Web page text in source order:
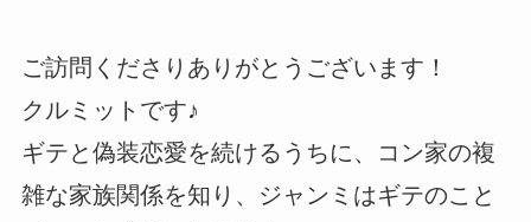
ご訪問くださりありがとうございます！
クルミットです♪
ギテと偽装恋愛を続けるうちに、コン家の複
雑な家族関係を知り、ジャンミはギテのこと